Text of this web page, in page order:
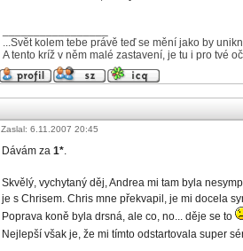
...Svět kolem tebe právě teď se mění jako by
A tento kríž v něm malé zastavení, je tu i pro tvé
Zaslal: 6.11.2007 20:45
Dávám za 1*.
Skvělý, vychytaný děj, Andrea mi tam byla
je s Chrisem. Chris mne překvapil, je mi docela
Poprava koně byla drsná, ale co, no... děje se to
Nejlepší však je, že mi tímto odstartovala super